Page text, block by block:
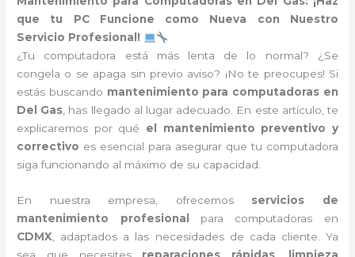
que tu PC Funcione como Nueva con Nuestro
Servicio Profesional!
¿Tu computadora está más lenta de lo normal? ¿Se
congela o se apaga sin previo aviso? ¡No te preocupes! Si
estás buscando mantenimiento para computadoras en
Del Gas, has llegado al lugar adecuado. En este artículo, te
explicaremos por qué el mantenimiento preventivo y
correctivo es esencial para asegurar que tu computadora
siga funcionando al máximo de su capacidad.
En nuestra empresa, ofrecemos servicios de
mantenimiento profesional
para computadoras en
CDMX , adaptados a las necesidades de cada cliente. Ya